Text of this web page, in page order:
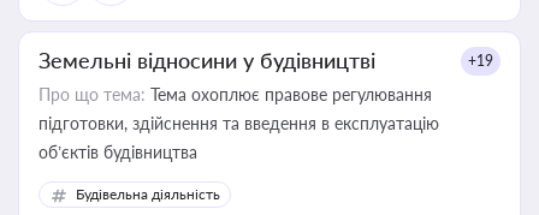
Земельні відносини у будівництві +19
Про що тема: Тема охоплює правове регулювання
підготовки, здійснення та введення в експлуатацію
об’єктів будівництва
Будівельна діяльність